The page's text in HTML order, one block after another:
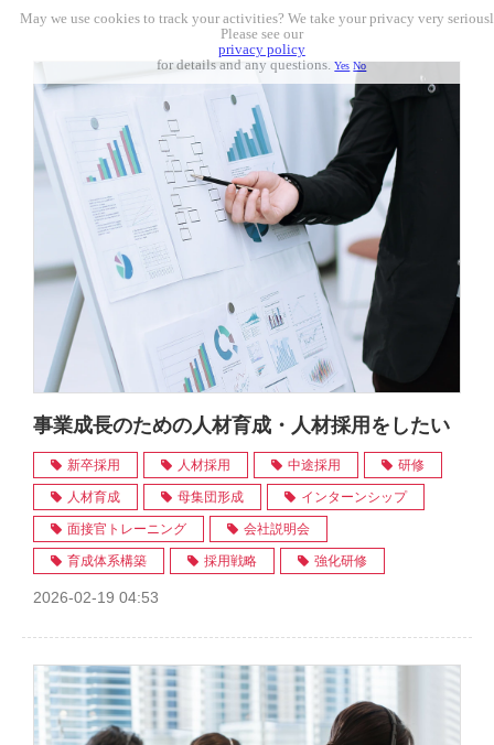
事業成長のための人材育成・人材採用をしたい
新卒採用 人材採用 中途採用 研修
人材育成 母集団形成 インターンシップ
面接官トレーニング 会社説明会
育成体系構築 採用戦略 強化研修
2026-02-19 04:53
May we use cookies to track your activities? We take your privacy very
Please see our
privacy policy
for details and any questions.Yes No